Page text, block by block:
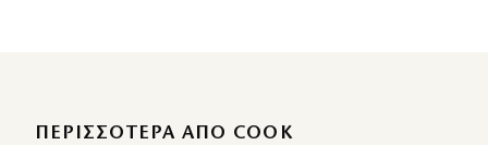
ΠΕΡΙΣΣΌΤΕΡΑ ΑΠΌ COOK